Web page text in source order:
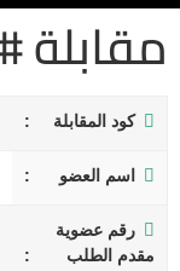
مقابلة
كود المقابلة
اسم العضو
رقم عضوية
مقدم الطلب